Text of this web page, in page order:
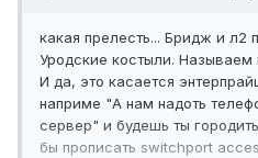
какая прелесть... Бридж и л2
Уродские костыли.
И да, это касается
наприме "А нам надоть
сервер" и будешь ты
бы прописать switchport